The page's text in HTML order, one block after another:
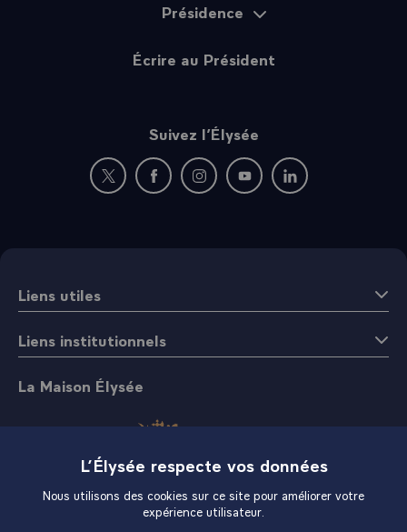
Présidence
Écrire au Président
Suivez l’Élysée
Nouvelle fenêtre : rejoignez-nous sur Twitter
Nouvelle fenêtre : rejoignez-nous sur
Nouvelle fenêtre : rejoignez-nous
Nouvelle fenêtre :
Nouvelle fenêtre :
Liens utiles
Liens institutionnels
La Maison Élysée
L’Élysée respecte vos données
Nous utilisons des cookies sur ce site pour améliorer votre
expérience utilisateur.